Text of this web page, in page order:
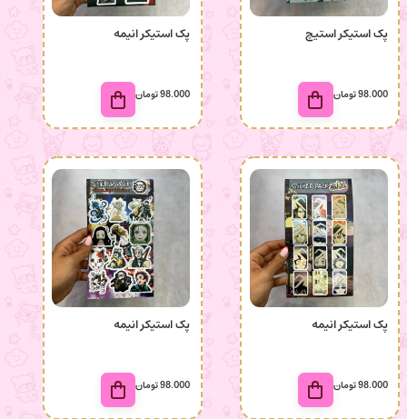
پک استیکر استیچ
98.000تومان
پک استیکر انیمه
98.000تومان
پک استیکر انیمه
98.000تومان
پک استیکر انیمه
98.000تومان